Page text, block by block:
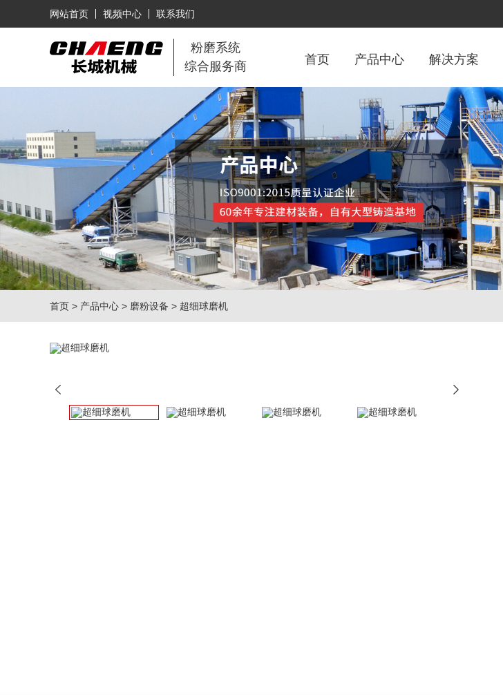
网站首页 视频中心 联系我们
粉磨系统
综合服务商
首页 产品中心 解决方案
首页 > 产品中心 > 磨粉设备 > 超细球磨机